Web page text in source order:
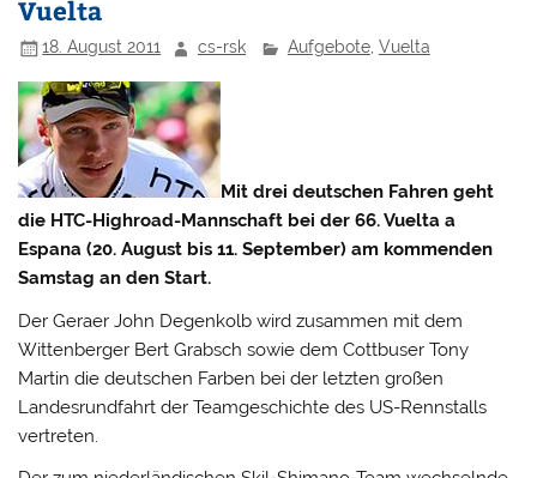
Vuelta
18. August 2011 cs-rsk Aufgebote, Vuelta
Mit drei deutschen Fahren geht
die HTC-Highroad-Mannschaft bei der 66. Vuelta a
Espana (20. August bis 11. September) am kommenden
Samstag an den Start.
Der Geraer John Degenkolb wird zusammen mit dem
Wittenberger Bert Grabsch sowie dem Cottbuser Tony
Martin die deutschen Farben bei der letzten großen
Landesrundfahrt der Teamgeschichte des US-Rennstalls
vertreten.